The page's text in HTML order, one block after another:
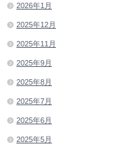
2026年1月
2025年12月
2025年11月
2025年9月
2025年8月
2025年7月
2025年6月
2025年5月